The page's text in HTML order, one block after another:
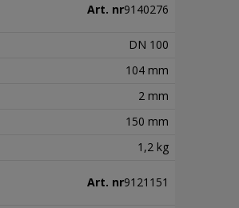
Art. nr9140276
DN 100
104 mm
2 mm
150 mm
1,2 kg
Art. nr9121151